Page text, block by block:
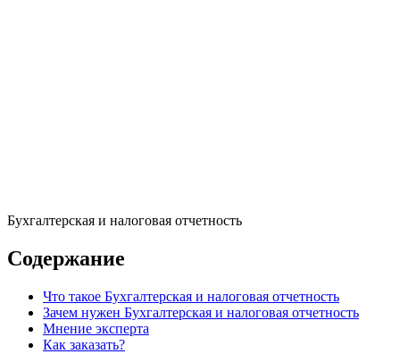
Бухгалтерская и налоговая отчетность
Содержание
Что такое Бухгалтерская и налоговая отчетность
Зачем нужен Бухгалтерская и налоговая отчетность
Мнение эксперта
Как заказать?